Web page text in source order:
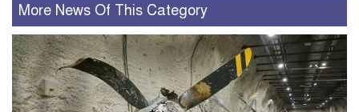
More News Of This Category